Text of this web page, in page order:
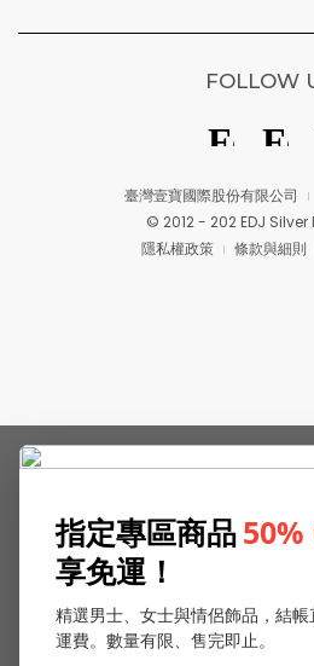
臺灣壹寶國際股份有限公司
© 2012 - 202 EDJ Silver
隱私權政策
條款與細則
FOLLOW
指定專區商品50%
享免運！
精選男士、女士與情侶飾品，結
運費。數量有限、售完即止。